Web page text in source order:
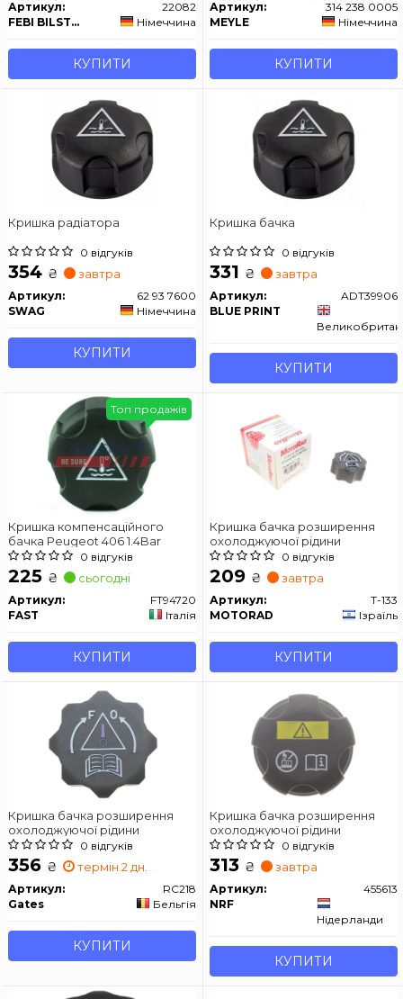
Артикул:
22082
FEBI BILSTEIN
Німеччина
КУПИТИ
Артикул:
314 238 0005
MEYLE
Німеччина
КУПИТИ
Кришка радіатора
0 відгуків
354 ₴ завтра
Артикул:
62 93 7600
SWAG
Німеччина
КУПИТИ
Кришка бачка
0 відгуків
331 ₴ завтра
Артикул:
ADT39906
BLUE PRINT
КУПИТИ
Кришка компенсаційного
бачка Peugeot 406 1.4Bar
0 відгуків
225 ₴ сьогодні
Артикул:
FT94720
FAST
Італія
КУПИТИ
Топ продажів
Кришка бачка розширення
охолоджуючої рідини
0 відгуків
209 ₴ завтра
Артикул:
T-133
MOTORAD
Ізраїль
КУПИТИ
Кришка бачка розширення
охолоджуючої рідини
0 відгуків
356 ₴ термін 2 дн.
Артикул:
RC218
Gates
Бельгія
КУПИТИ
Кришка бачка розширення
охолоджуючої рідини
0 відгуків
313 ₴ завтра
Артикул:
455613
NRF
Нідерланди
КУПИТИ